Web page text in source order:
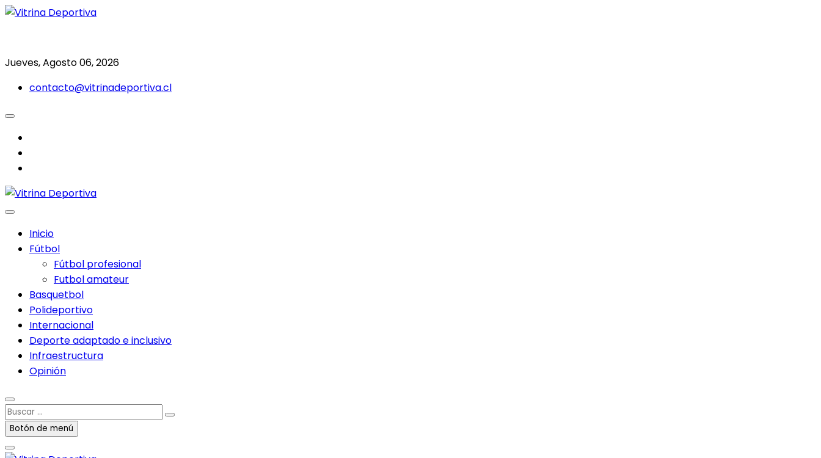
Saltar
Jueves, Agosto 06, 2026
contacto@vitrinadeportiva.cl
Inicio
Fútbol
Fútbol profesional
Futbol amateur
Basquetbol
Polideportivo
Internacional
Deporte adaptado e inclusivo
Infraestructura
Opinión
Buscar
…Botón de menú